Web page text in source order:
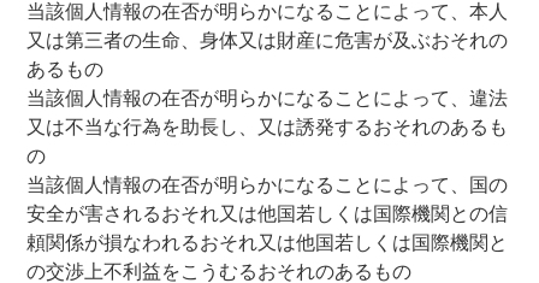
当該個人情報の在否が明らかになることによって、本人
又は第三者の生命、身体又は財産に危害が及ぶおそれの
あるもの
当該個人情報の在否が明らかになることによって、違法
又は不当な行為を助長し、又は誘発するおそれのあるも
の
当該個人情報の在否が明らかになることによって、国の
安全が害されるおそれ又は他国若しくは国際機関との信
頼関係が損なわれるおそれ又は他国若しくは国際機関と
の交渉上不利益をこうむるおそれのあるもの